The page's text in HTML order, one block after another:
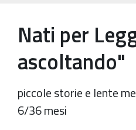
Nati per
ascoltando"
piccole storie e lente
6/36 mesi